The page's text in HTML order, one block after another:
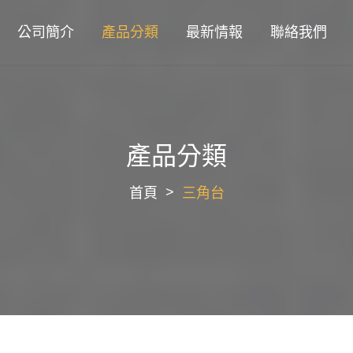
公司簡介 產品分類 最新情報 聯絡我們
產品分類
首頁 三角台